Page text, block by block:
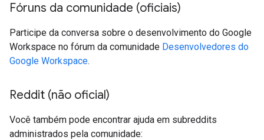
Fóruns da comunidade (oficiais)
Participe da conversa sobre o desenvolvimento do Google
Workspace no fórum da comunidade Desenvolvedores do
Google Workspace.
Reddit (não oficial)
Você também pode encontrar ajuda em subreddits
administrados pela comunidade: